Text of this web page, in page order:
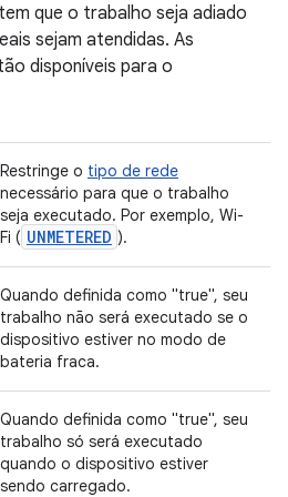
que o trabalho seja adiado
sejam atendidas. As
disponíveis para o
Restringe o tipo de rede
necessário para que o trabalho
seja executado. Por exemplo, Wi-
Fi ( UNMETERED ).
Quando definida como "true", seu
trabalho não será executado se o
dispositivo estiver no modo de
bateria fraca.
Quando definida como "true", seu
trabalho só será executado
quando o dispositivo estiver
sendo carregado.